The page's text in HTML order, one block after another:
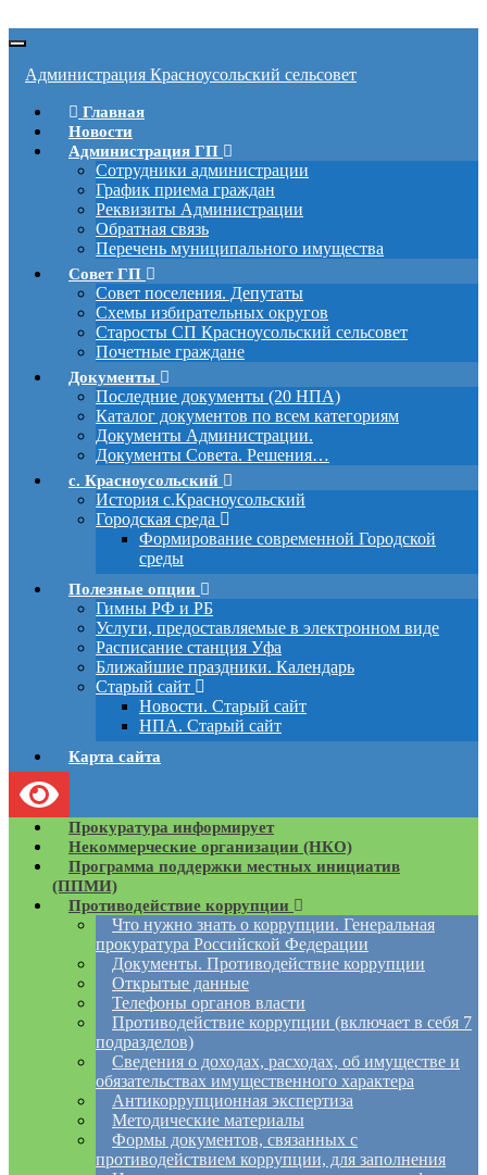
Вкл/
выкл
навигации
Администрация Красноусольский сельсовет
Главная
Новости
Администрация ГП
Сотрудники администрации
График приема граждан
Реквизиты Администрации
Обратная связь
Перечень муниципального имущества
Совет ГП
Совет поселения. Депутаты
Схемы избирательных округов
Старосты СП Красноусольский сельсовет
Почетные граждане
Документы
Последние документы (20 НПА)
Каталог документов по всем категориям
Документы Администрации.
Документы Совета. Решения…
с. Красноусольский
История с.Красноусольский
Городская среда
Формирование современной Городской
среды
Полезные опции
Гимны РФ и РБ
Услуги, предоставляемые в электронном виде
Расписание станция Уфа
Ближайшие праздники. Календарь
Старый сайт
Новости. Старый сайт
НПА. Старый сайт
Карта сайта
Прокуратура информирует
Некоммерческие организации (НКО)
Программа поддержки местных инициатив
(ППМИ)
Противодействие коррупции
Что нужно знать о коррупции. Генеральная
прокуратура Российской Федерации
Документы. Противодействие коррупции
Открытые данные
Телефоны органов власти
Противодействие коррупции (включает в себя 7
подразделов)
Сведения о доходах, расходах, об имуществе и
обязательствах имущественного характера
Антикоррупционная экспертиза
Методические материалы
Формы документов, связанных с
противодействием коррупции, для заполнения